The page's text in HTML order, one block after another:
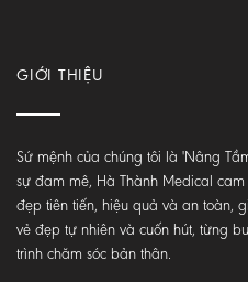
GIỚI THIỆU
Sứ mệnh của chúng tôi là 'Nâng
sự đam mê, Hà Thành Medical
đẹp tiên tiến, hiệu quả và an toàn,
vẻ đẹp tự nhiên và cuốn hút, từng
trình chăm sóc bản thân.